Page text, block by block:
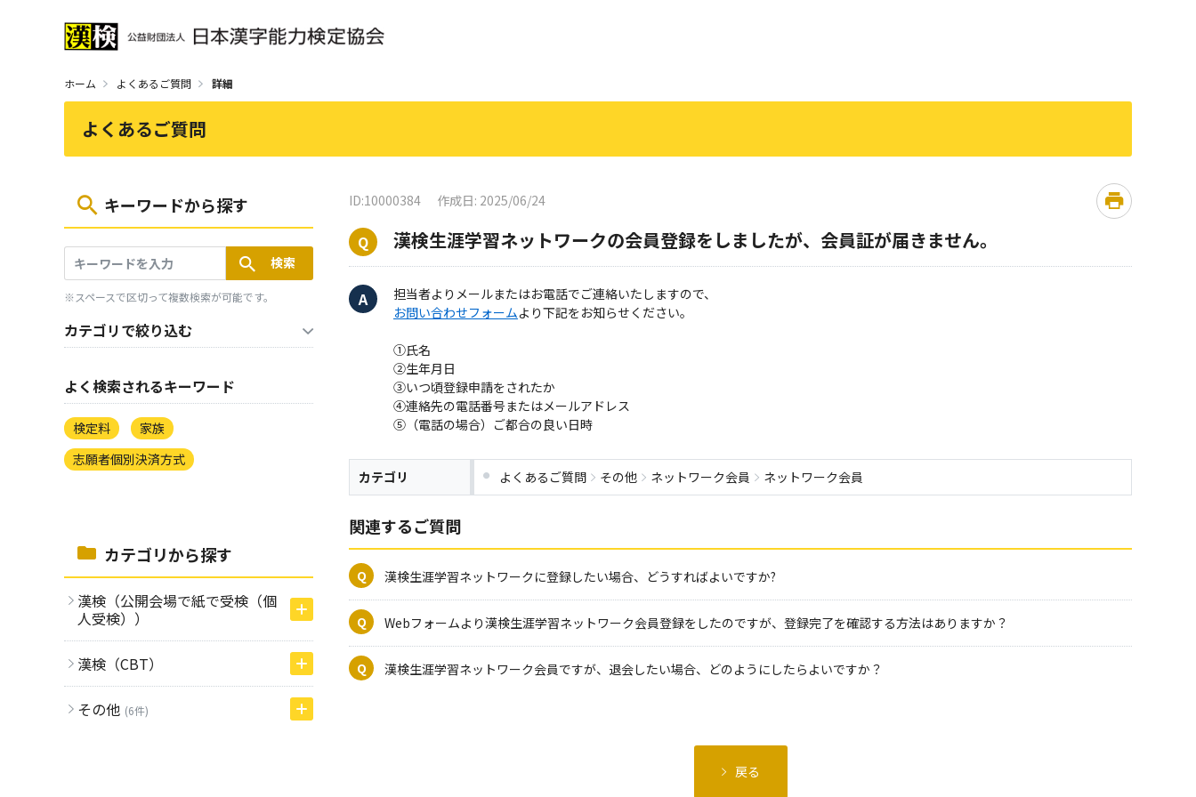
ホーム よくあるご質問 詳細
よくあるご質問
キーワードから探す
※スペースで区切って複数検索が可能です。
カテゴリで絞り込む
よく検索されるキーワード
検定料
家族
志願者個別決済方式
カテゴリから探す
漢検（公開会場で紙で受検（個
人受検））
漢検（CBT）
その他 (6件)
ID:10000384 作成日: 2025/06/24
漢検生涯学習ネットワークの会員登録をしましたが、会員証が届きません。
担当者よりメールまたはお電話でご連絡いたしますので、
お問い合わせフォームより下記をお知らせください。
①氏名
②生年月日
③いつ頃登録申請をされたか
④連絡先の電話番号またはメールアドレス
⑤（電話の場合）ご都合の良い日時
カテゴリ よくあるご質問 その他 ネットワーク会員 ネットワーク会員
関連するご質問
漢検生涯学習ネットワークに登録したい場合、どうすればよいですか?
Webフォームより漢検生涯学習ネットワーク会員登録をしたのですが、登録完了を確認する方法はありますか？
漢検生涯学習ネットワーク会員ですが、退会したい場合、どのようにしたらよいですか？
戻る